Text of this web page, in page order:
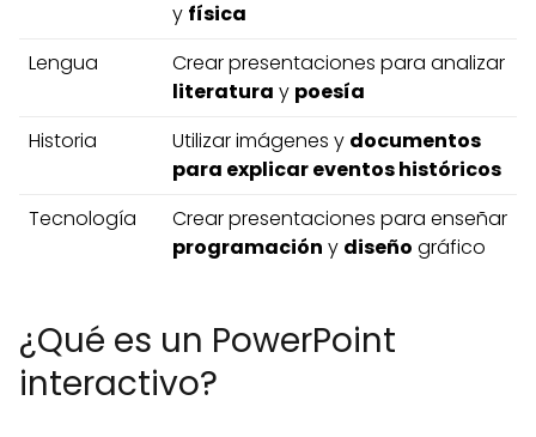
y física
Lengua
Crear presentaciones para analizar
literatura y poesía
Historia
Utilizar imágenes y documentos
para explicar eventos históricos
Tecnología
Crear presentaciones para enseñar
programación y diseño gráfico
¿Qué es un PowerPoint
interactivo?